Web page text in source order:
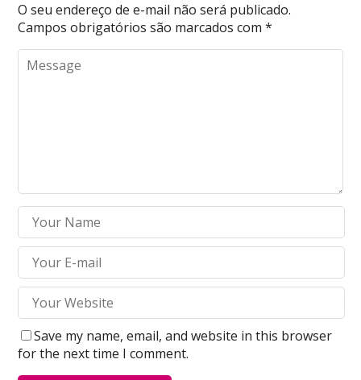
O seu endereço de e-mail não será publicado.
Campos obrigatórios são marcados com*
Save my name, email, and website in this browser
for the next time I comment.